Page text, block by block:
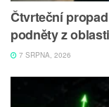
Čtvrteční
podněty z
7 SRPNA, 2026